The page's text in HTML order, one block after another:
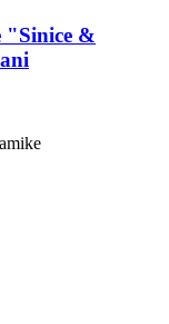
"Sinice &